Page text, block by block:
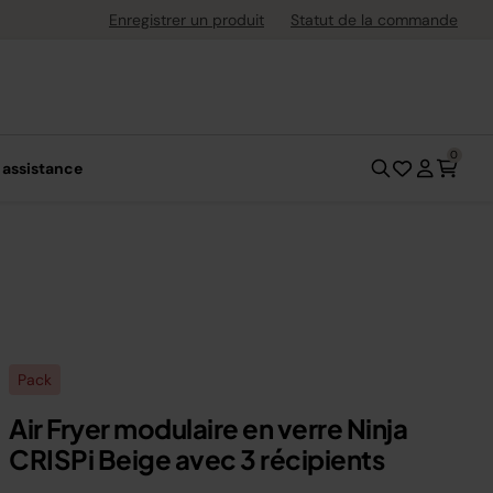
jusqu'à 30 jours après l'achat
Enregistrer un produit Statut de la commande
0
Pack
Air Fryer modulaire en verre Ninja
CRISPi Beige avec 3 récipients